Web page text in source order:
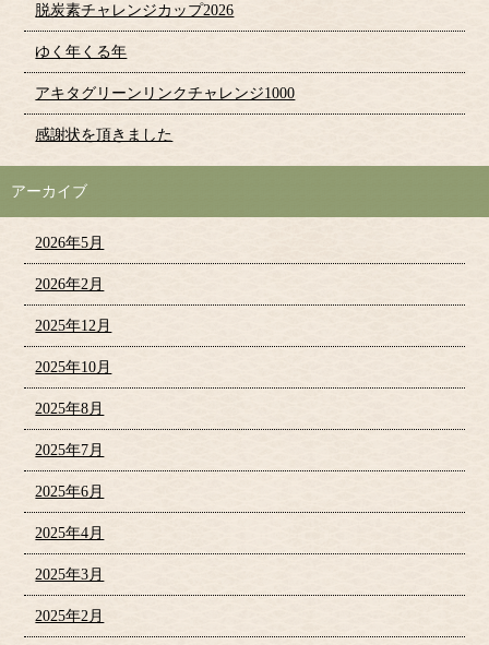
脱炭素チャレンジカップ2026
ゆく年くる年
アキタグリーンリンクチャレンジ1000
感謝状を頂きました
アーカイブ
2026年5月
2026年2月
2025年12月
2025年10月
2025年8月
2025年7月
2025年6月
2025年4月
2025年3月
2025年2月